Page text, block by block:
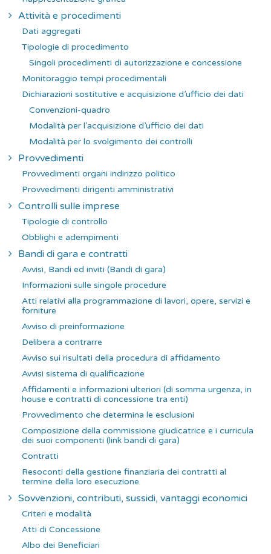
Attività e procedimenti
Dati aggregati
Tipologie di procedimento
Singoli procedimenti di autorizzazione e concessione
Monitoraggio tempi procedimentali
Dichiarazioni sostitutive e acquisizione d’ufficio dei dati
Convenzioni-quadro
Modalità per l’acquisizione d’ufficio dei dati
Modalità per lo svolgimento dei controlli
Provvedimenti
Provvedimenti organi indirizzo politico
Provvedimenti dirigenti amministrativi
Controlli sulle imprese
Tipologie di controllo
Obblighi e adempimenti
Bandi di gara e contratti
Avvisi, Bandi ed inviti (Bandi di gara)
Informazioni sulle singole procedure
Atti relativi alla programmazione di lavori, opere, servizi e
forniture
Avviso di preinformazione
Delibera a contrarre
Avviso sui risultati della procedura di affidamento
Avvisi sistema di qualificazione
Affidamenti e informazioni ulteriori (di somma urgenza, in
house e contratti di concessione tra enti)
Provvedimento che determina le esclusioni
Composizione della commissione giudicatrice e i curricula
dei suoi componenti (link bandi di gara)
Contratti
Resoconti della gestione finanziaria dei contratti al
termine della loro esecuzione
Sovvenzioni, contributi, sussidi, vantaggi economici
Criteri e modalità
Atti di Concessione
Albo dei Beneficiari